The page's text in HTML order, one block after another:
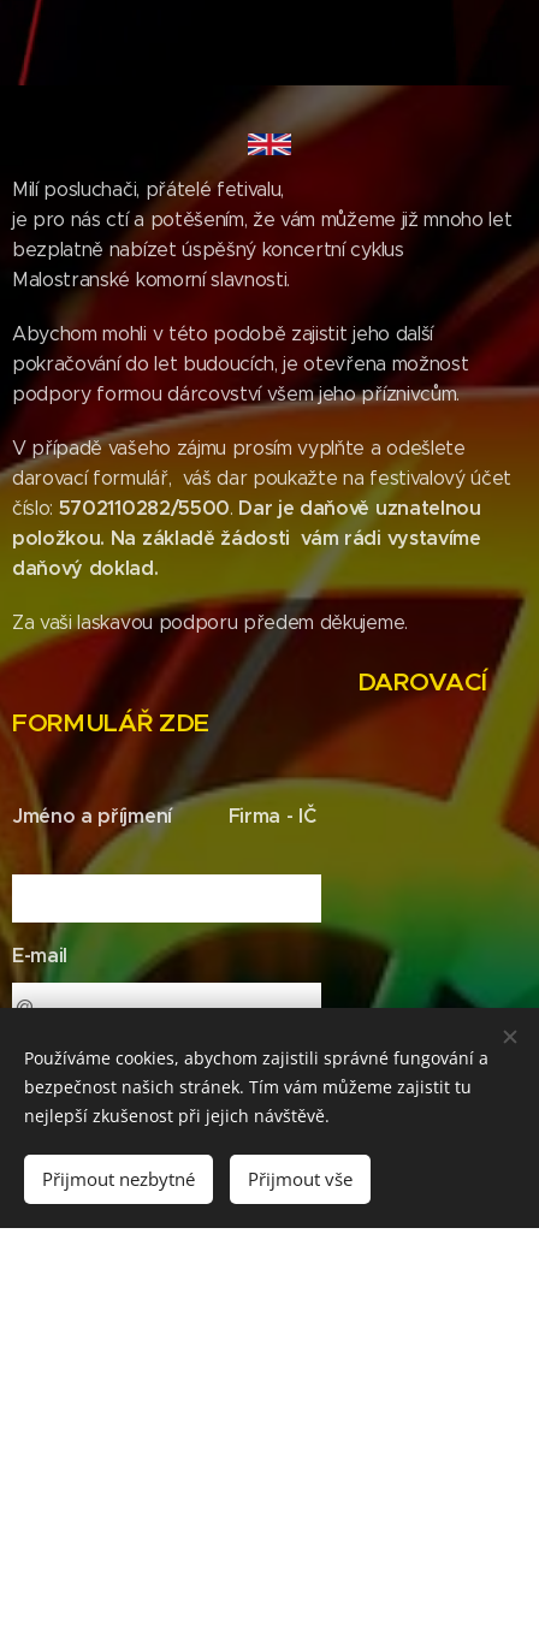
Milí posluchači, přátelé fetivalu,
je pro nás ctí a potěšením, že vám můžeme již mnoho let
bezplatně nabízet úspěšný koncertní cyklus
Malostranské komorní slavnosti.
Abychom mohli v této podobě zajistit jeho další
pokračování do let budoucích, je otevřena možnost
podpory formou dárcovství všem jeho příznivcům.
V případě vašeho zájmu prosím vyplňte a odešlete
darovací formulář, váš dar poukažte na festivalový účet
číslo: 5702110282/5500. Dar je daňově uznatelnou
položkou. Na základě žádosti vám rádi vystavíme
daňový doklad.
Za vaši laskavou podporu předem děkujeme.
DAROVACÍ
FORMULÁŘ ZDE
Jméno a příjmení Firma - IČ
E-mail
Adresa
Tel. Výše daru [CZK]
Poznámky
Používáme cookies, abychom zajistili správné fungování a
bezpečnost našich stránek. Tím vám můžeme zajistit tu
nejlepší zkušenost při jejich návštěvě.
Přijmout nezbytné Přijmout vše